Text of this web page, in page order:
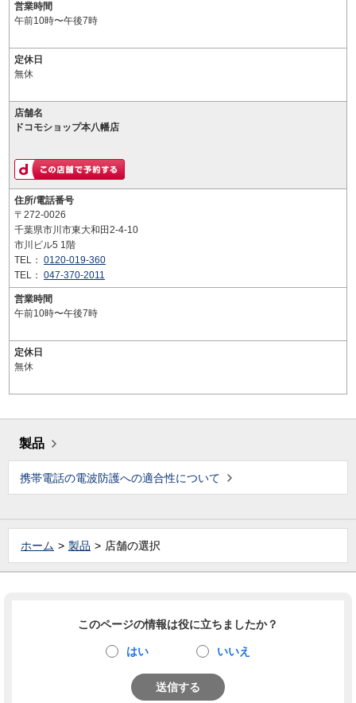
営業時間
午前10時〜午後7時
定休日
無休
店舗名
ドコモショップ本八幡店
住所/電話番号
〒272-0026
千葉県市川市東大和田2-4-10
市川ビル5 1階
TEL： 0120-019-360
TEL： 047-370-2011
営業時間
午前10時〜午後7時
定休日
無休
製品
携帯電話の電波防護への適合性について
ホーム 製品 店舗の選択
このページの情報は役に立ちましたか？
はい いいえ
送信する